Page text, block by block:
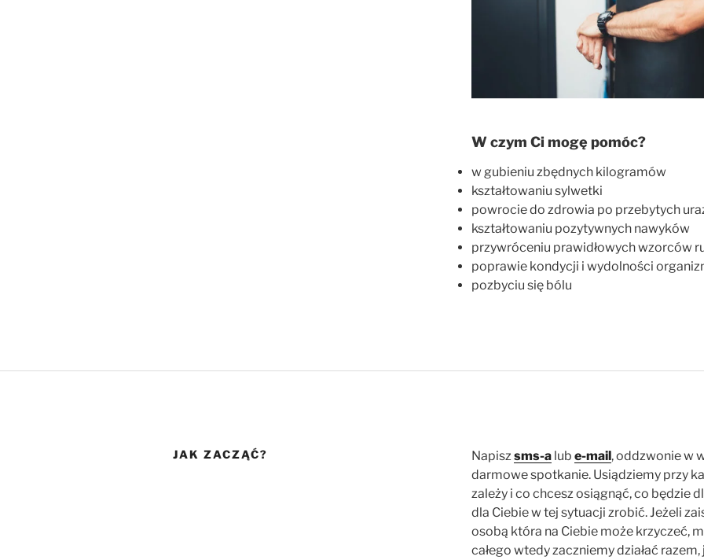
W czym Ci mogę pomóc?
w gubieniu zbędnych kilogramów
kształtowaniu sylwetki
powrocie do zdrowia po przebytych
kształtowaniu pozytywnych nawyków
przywróceniu prawidłowych wzorców
poprawie kondycji i wydolności
pozbyciu się bólu
JAK ZACZĄĆ? Napiszsms-alub e-mail, oddzwonie w
darmowe spotkanie. Usiądziemy przy
zależy i co chcesz osiągnąć, co będzie
dla Ciebie w tej sytuacji zrobić. Jeżeli
osobą która na Ciebie może krzyczeć,
całego wtedy zaczniemy działać